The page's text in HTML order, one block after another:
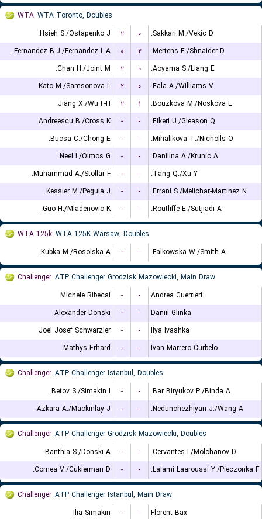
WTA WTA Toronto, Doubles
Hsieh S./Ostapenko J.
۲ ۰
Sakkari M./Vekic D.
Fernandez B.J./Fernandez L.A.
۰ ۲
Mertens E./Shnaider D.
Chan H./Joint M.
۲ ۰
Aoyama S./Liang E.
Kato M./Samsonova L.
۲ ۰
Eala A./Williams V.
Jiang X./Wu F-H.
۲ ۱
Bouzkova M./Noskova L.
Andreescu B./Cross K.
- -
Eikeri U./Gleason Q.
Bucsa C./Chong E.
- -
Mihalikova T./Nicholls O.
Neel I./Olmos G.
- -
Danilina A./Krunic A.
Muhammad A./Stollar F.
- -
Tang Q./Xu Y.
Kessler M./Pegula J.
- -
Errani S./Melichar-Martinez N.
Guo H./Mladenovic K.
- - Routliffe E./Sutjiadi A.
WTA 125k WTA 125K Warsaw, Doubles
Kubka M./Rosolska A.
- - Falkowska W./Smith A.
Challenger ATP Challenger Grodzisk Mazowiecki, Main Draw
Michele Ribecai
- -
Andrea Guerrieri
Alexander Donski
- -
Daniil Glinka
Joel Josef Schwarzler
- -
Ilya Ivashka
Mathys Erhard
- - Ivan Marrero Curbelo
Challenger ATP Challenger Istanbul, Doubles
Betov S./Simakin I.
- -
Bar Biryukov P./Binda A.
Azkara A./Mackinlay J.
- - Nedunchezhiyan J./Wang A.
Challenger ATP Challenger Grodzisk Mazowiecki, Doubles
Banthia S./Donski A.
- -
Cervantes I./Molchanov D.
Cornea V./Cukierman D.
- - Lalami Laaroussi Y./Pieczonka F.
Challenger ATP Challenger Istanbul, Main Draw
Ilia Simakin
- -
Florent Bax